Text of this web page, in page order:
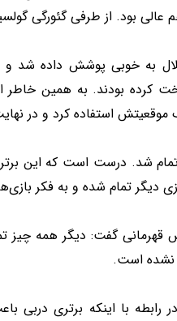
عالی بود. از طرفی گئورگی
به خوبی پوشش داده شد و
کرده بودند. به همین خاطر
استفاده کرد و در
تمام شد. درست است که این
دیگر تمام شده و به فکر
قهرمانی گفت: دیگر همه چیز
نشده است.
رابطه با اینکه برتری